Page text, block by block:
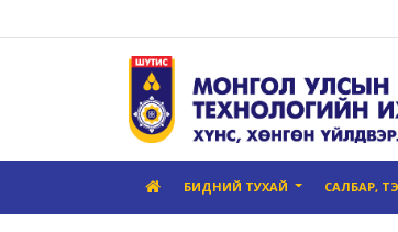
БИДНИЙ ТУХАЙ САЛБАР,